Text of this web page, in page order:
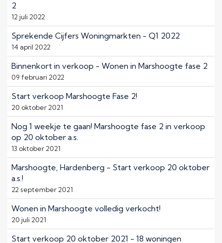
2
12 juli 2022
Sprekende Cijfers Woningmarkten - Q1 2022
14 april 2022
Binnenkort in verkoop - Wonen in Marshoogte fase 2
09 februari 2022
Start verkoop Marshoogte Fase 2!
20 oktober 2021
Nog 1 weekje te gaan! Marshoogte fase 2 in verkoop
op 20 oktober a.s.
13 oktober 2021
Marshoogte, Hardenberg - Start verkoop 20 oktober
a.s.!
22 september 2021
Wonen in Marshoogte volledig verkocht!
20 juli 2021
Start verkoop 20 oktober 2021 - 18 woningen